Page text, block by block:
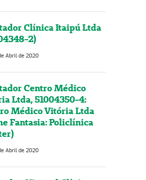
Clínica Itaipú Ltda
2)
Abril de 2020
Centro Médico
Ltda, 51004350-4:
Médico Vitória Ltda
Fantasia: Policlínica
Abril de 2020